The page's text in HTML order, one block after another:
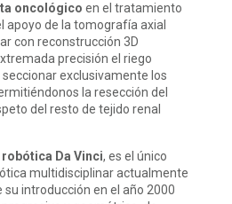
oncológico en el tratamiento
apoyo de la tomografía axial
con reconstrucción 3D
precisión el riego
exclusivamente los
la resección del
del resto de tejido renal
Da Vinci, es el único
multidisciplinar actualmente
introducción en el año 2000